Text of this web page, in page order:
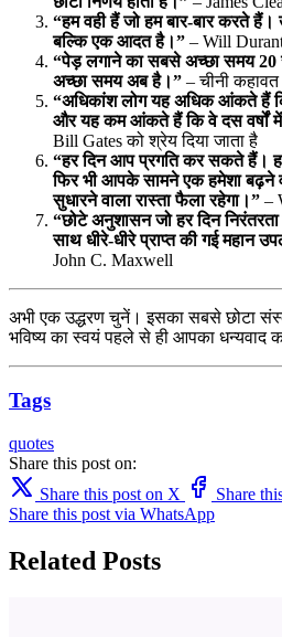
“हम वही हैं जो हम बार-बार करते हैं।
बल्कि एक आदत है।” – Will
“पेड़ लगाने का सबसे अच्छा समय
अच्छा समय अब है।” – चीनी कहावत
“अधिकांश लोग यह अधिक आंकते हैं
और यह कम आंकते हैं कि वे दस वर्षों
Bill Gates को श्रेय दिया जाता है
“हर दिन आप प्रगति कर सकते हैं।
फिर भी आपके सामने एक हमेशा बढ़ने
सुधारने वाला रास्ता फैला रहेगा।” –
“छोटे अनुशासन जो हर दिन
साथ धीरे-धीरे प्राप्त की गई महान
John C. Maxwell
अभी एक उद्धरण चुनें। इसका सबसे छोटा
भविष्य का स्वयं पहले से ही आपका धन्यवाद
Tags
quotes
Share this post on:
Share this post on X
Share
Share this post via WhatsApp
Related Posts